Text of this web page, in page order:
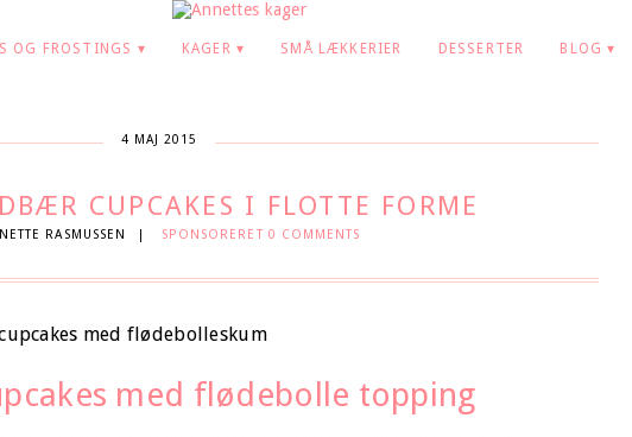
OG FROSTINGS KAGER SMÅ LÆKKERIER DESSERTER BLOG
4 MAJ 2015
CUPCAKES I FLOTTE FORME
RASMUSSEN | SPONSORERET 0 COMMENTS
med flødebolle topping